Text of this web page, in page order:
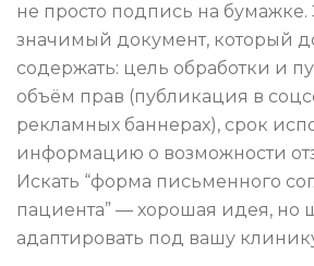
не просто подпись на
значимый документ, который
содержать: цель обработки и
объём прав (публикация в
рекламных баннерах), срок
информацию о возможности
Искать “форма письменного
пациента” — хорошая идея, но
адаптировать под вашу